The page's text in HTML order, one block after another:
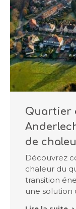
Quartier
de
Découvrez
chaleur du
transition
une solution